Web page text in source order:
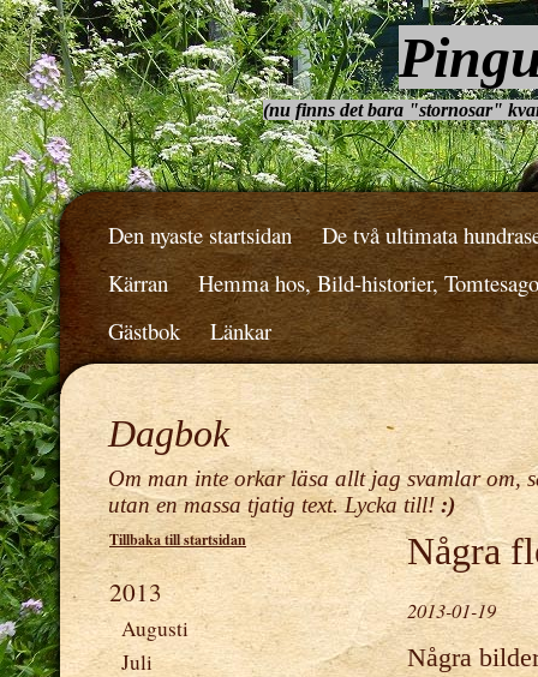
(nu finns det bara "stornosar"
Den nyaste startsidan
De två ultimata
Kärran
Hemma hos, Bild-historier,
Gästbok
Länkar
Dagbok
Om man inte orkar läsa allt jag svamlar om,
utan en massa tjatig text. Lycka till!:)
Tillbaka till startsidan
2013
Augusti
Juli
Några
2013-01-19
Några